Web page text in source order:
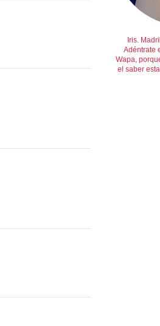
Iris.
Adéntrate
Wapa,
el saber